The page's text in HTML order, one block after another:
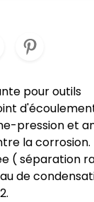
pour outils
pression et
la corrosion.
( séparation
de